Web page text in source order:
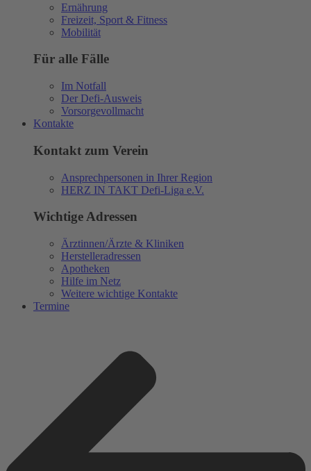
Ernährung
Freizeit, Sport & Fitness
Mobilität
Für alle Fälle
Im Notfall
Der Defi-Ausweis
Vorsorgevollmacht
Kontakte
Kontakt zum Verein
Ansprechpersonen in Ihrer Region
HERZ IN TAKT Defi-Liga e.V.
Wichtige Adressen
Ärztinnen/Ärzte & Kliniken
Herstelleradressen
Apotheken
Hilfe im Netz
Weitere wichtige Kontakte
Termine